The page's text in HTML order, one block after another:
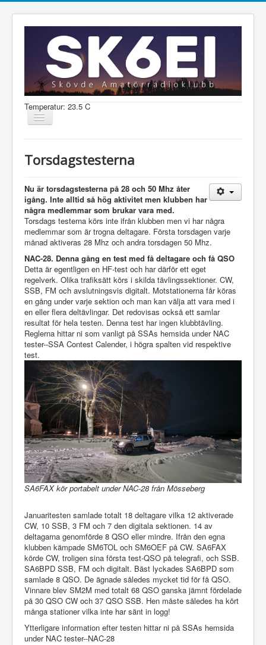
Temperatur: 23.5 C
Visa/dölj
Information
Aktiviteter
Medlem
Shop
Torsdagstesterna
Nu är torsdagstesterna på 28 och 50 Mhz åter
igång. Inte alltid så hög aktivitet men klubben har
några medlemmar som brukar vara med.
Torsdags testerna körs inte ifrån klubben men vi har några
medlemmar som är trogna deltagare. Första torsdagen varje
månad aktiveras 28 Mhz och andra torsdagen 50 Mhz.
NAC-28. Denna gång en test med få deltagare och få QSO
Detta är egentligen en HF-test och har därför ett eget
regelverk. Olika trafiksätt körs i skilda tävlingssektioner. CW,
SSB, FM och avslutningsvis digitalt. Motstationerna får köras
en gång under varje sektion och man kan välja att vara med i
en eller flera deltävlingar. Det redovisas också ett samlar
resultat för hela testen. Denna test har ingen klubbtävling.
Reglerna hittar ni som vanligt på SSAs hemsida under NAC
tester--SSA Contest Calender, i högra spalten vid respektive
test.
SA6FAX kör portabelt under NAC-28 från Mösseberg
Januaritesten samlade totalt 18 deltagare vilka 12 aktiverade
CW, 10 SSB, 3 FM och 7 den digitala sektionen. 14 av
deltagarna genomförde 8 QSO eller mindre. Ifrån den egna
klubben kämpade SM6TOL och SM6OEF på CW. SA6FAX
körde CW, troligen sina första test-QSO på telegrafi, och SSB.
SA6BPD SSB, FM och digitalt. Bäst lyckades SA6BPD som
samlade 8 QSO. De ägnade således mycket tid för få QSO.
Vinnare blev SM2M med totalt 68 QSO ganska jämnt fördelade
på 30 QSO CW och 37 QSO SSB. Hen måste således ha kört
många stationer vilka inte har sänt in logg!
Ytterligare information efter testen hittar ni på SSAs hemsida
under NAC tester--NAC-28